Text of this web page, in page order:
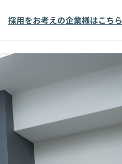
採用をお考えの企業様はこちら